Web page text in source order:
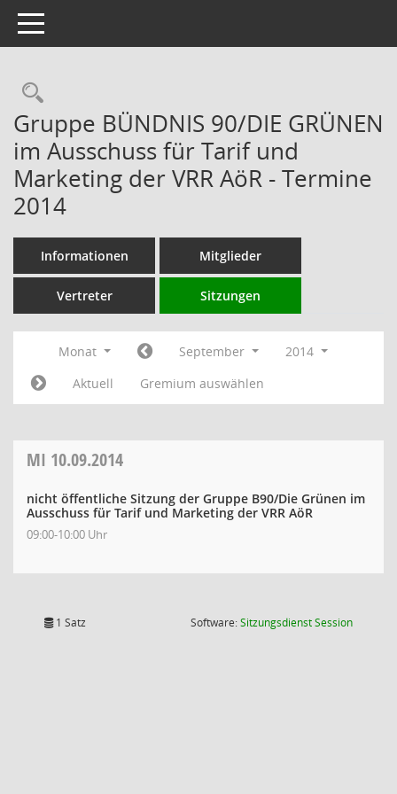
Toggle navigation
Rechercheauswahl
Gruppe BÜNDNIS 90/DIE GRÜNEN
im Ausschuss für Tarif und
Marketing der VRR AöR - Termine
2014
Informationen Mitglieder
Vertreter Sitzungen
Monat September
2014
Aktuell
Gremium auswählen
MI 10.09.2014
nicht öffentliche Sitzung der Gruppe B90/Die Grünen im
Ausschuss für Tarif und Marketing der VRR AöR
09:00-10:00 Uhr
1 Satz Software:SitzungsdienstSession(Wird in